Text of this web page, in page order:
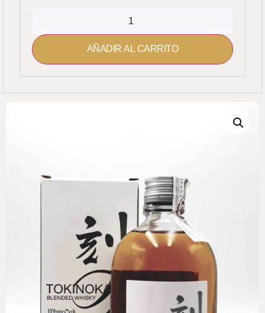
AÑADIR AL CARRITO